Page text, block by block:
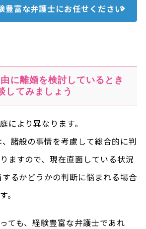
豊富な弁護士にお任せください
に離婚を検討しているとき
してみましょう
により異なります。
諸般の事情を考慮して総合的に判
ますので、現在直面している状況
るかどうかの判断に悩まれる場合
。
ても、経験豊富な弁護士であれ